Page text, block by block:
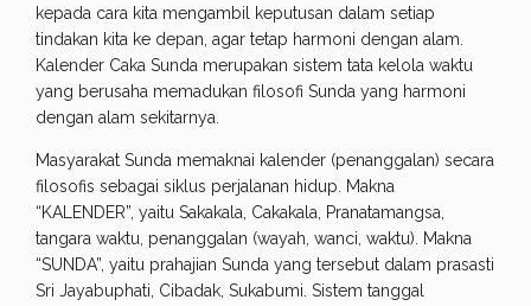
kepada cara kita mengambil keputusan dalam setiap
tindakan kita ke depan, agar tetap harmoni dengan alam.
Kalender Caka Sunda merupakan sistem tata kelola waktu
yang berusaha memadukan filosofi Sunda yang harmoni
dengan alam sekitarnya.
Masyarakat Sunda memaknai kalender (penanggalan) secara
filosofis sebagai siklus perjalanan hidup. Makna
“KALENDER”, yaitu Sakakala, Cakakala, Pranatamangsa,
tangara waktu, penanggalan (wayah, wanci, waktu). Makna
“SUNDA”, yaitu prahajian Sunda yang tersebut dalam prasasti
Sri Jayabuphati, Cibadak, Sukabumi. Sistem tanggal